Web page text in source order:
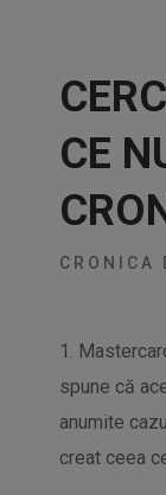
CE
CRONICA
1.
spune că
anumite
creat ceea